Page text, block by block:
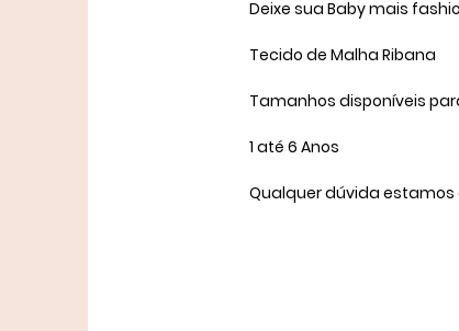
Deixe sua Baby mais
Tecido de Malha Ribana
Tamanhos disponíveis
1 até 6 Anos
Qualquer dúvida estamos